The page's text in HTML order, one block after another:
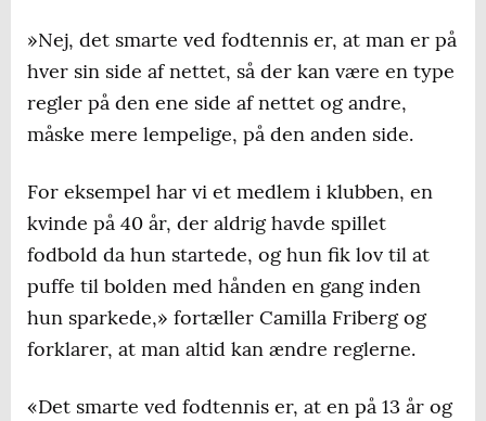
»Nej, det smarte ved fodtennis er, at man er på
hver sin side af nettet, så der kan være en type
regler på den ene side af nettet og andre,
måske mere lempelige, på den anden side.
For eksempel har vi et medlem i klubben, en
kvinde på 40 år, der aldrig havde spillet
fodbold da hun startede, og hun fik lov til at
puffe til bolden med hånden en gang inden
hun sparkede,» fortæller Camilla Friberg og
forklarer, at man altid kan ændre reglerne.
«Det smarte ved fodtennis er, at en på 13 år og